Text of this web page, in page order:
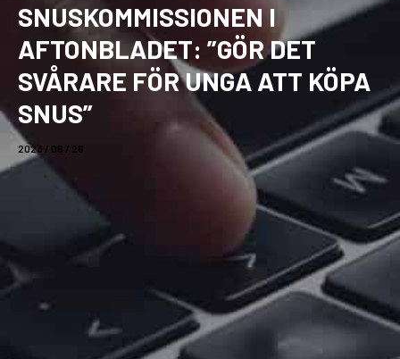
SNUSKOMMISSIONEN I
AFTONBLADET: ”GÖR DET
SVÅRARE FÖR UNGA ATT KÖPA
SNUS”
2023 / 06 / 26